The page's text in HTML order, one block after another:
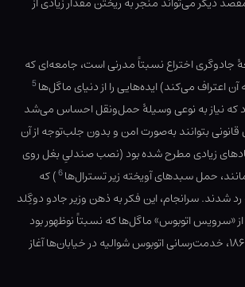
جادوگری اختراع نسبتاً مدرنی است، جامعه‌ای که
اعتراف می‌کند) ایده‌هایی را از دنیای ماگل‌ها5
که نیاز به نوعی وسیلهٔ حمل‌ونقل احساس می‌شد
قانونی بتوانند به‌صورت امن و بدون جلب‌توجه از آن
زیادی مطرح شده بود (نصب صندلیِ بغل روی
حمل سبدهای آویخته زیر تسترال‌ها6) که
شدند. سرانجام، این فکر به ذهن وزیر جادو دوگِلد
«سرویس اتوبوس» ماگل‌ها که نسبتاً نوظهور بود
تقلید کنند و در سال ۱۸۶۵، خدمت‌رسانی اتوبوس شوالیه در خیابان‌ها آغاز